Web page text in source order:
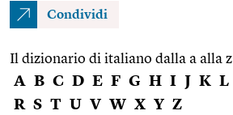
Condividi
Il dizionario di italiano dalla a alla z
A B C D E F G H I J K L
R S T U V W X Y Z